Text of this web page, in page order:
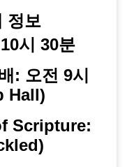
정보
시 30분
: 오전 9시
Hall)
Scripture: